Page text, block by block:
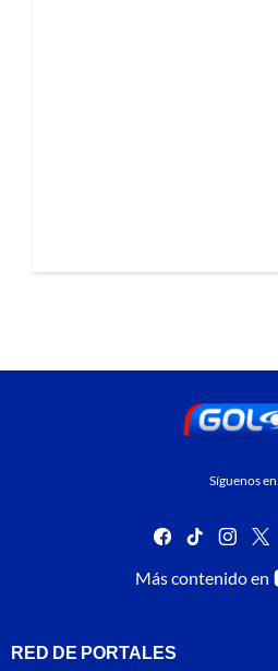
Síguenos
facebook
tiktok
Más contenido en
RED DE PORTALES